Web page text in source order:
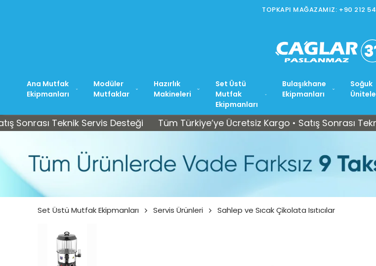
TOPKAPI MAĞAZAMIZ: +90 212
Ana Mutfak
Ekipmanları
Modüler
Mutfaklar
Hazırlık
Makineleri
Set Üstü
Mutfak
Ekipmanları
Bulaşıkhane
Ekipmanları
Soğuk
Teknik Servis Desteği Tüm Türkiye’ye Ücretsiz Kargo • Satış Sonrası Teknik
Set Üstü Mutfak Ekipmanları Servis Ürünleri Sahlep ve Sıcak Çikolata Isıtıcılar